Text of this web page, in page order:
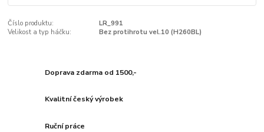
Číslo produktu:
LR_991
Velikost a typ háčku:
Bez protihrotu vel.10 (H260BL)
Doprava zdarma od 1500,-
Kvalitní český výrobek
Ruční práce